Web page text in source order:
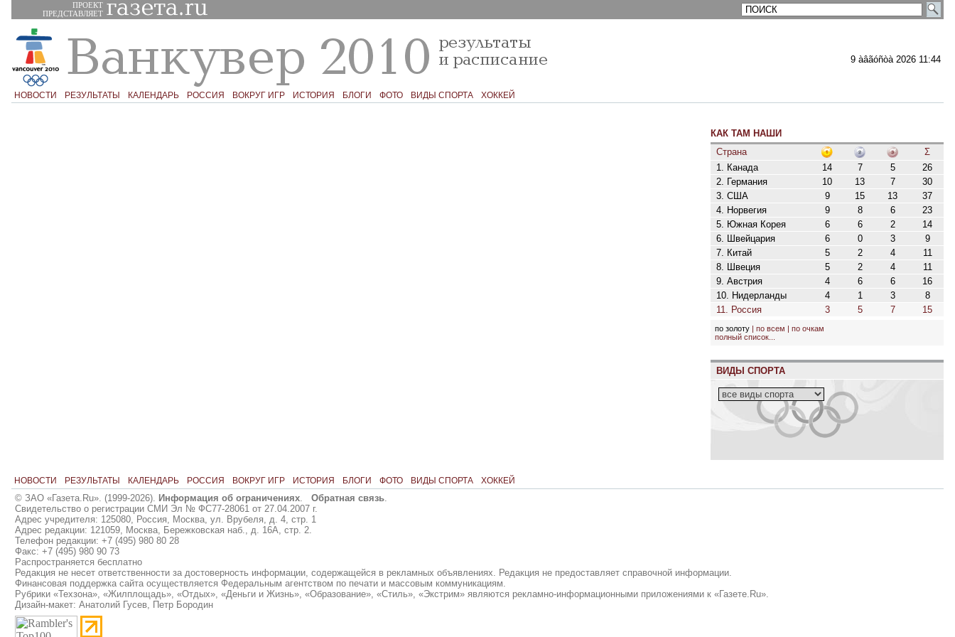
ПРОЕКТ
ПРЕДСТАВЛЯЕТ
9 àâãóñòà 2026 11:44
НОВОСТИ РЕЗУЛЬТАТЫ КАЛЕНДАРЬ РОССИЯ ВОКРУГ ИГР ИСТОРИЯ БЛОГИ ФОТО ВИДЫ СПОРТА ХОККЕЙ
КАК ТАМ НАШИ
Страна
Σ
1. Канада
14 7 5
26
2. Германия
10 13 7
30
3. США
9 15 13
37
4. Норвегия
9 8 6
23
5. Южная Корея
6 6 2
14
6. Швейцария
6 0 3
9
7. Китай
5 2 4
11
8. Швеция
5 2 4
11
9. Австрия
4 6 6
16
10. Нидерланды
4 1 3
8
11. Россия
3 5 7 15
по золоту |по всем |по очкам
полный список...
ВИДЫ СПОРТА
НОВОСТИ РЕЗУЛЬТАТЫ КАЛЕНДАРЬ РОССИЯ ВОКРУГ ИГР ИСТОРИЯ БЛОГИ ФОТО ВИДЫ СПОРТА ХОККЕЙ
© ЗАО «Газета.Ru». (1999-2026). Информация об ограничениях Обратная связь
Свидетельство о регистрации СМИ Эл № ФС77-28061 от 27.04.2007 г.
Адрес учредителя: 125080, Россия, Москва, ул. Врубеля, д. 4, стр. 1
Адрес редакции: 121059, Москва, Бережковская наб., д. 16А, стр. 2.
Телефон редакции: +7 (495) 980 80 28
Факс: +7 (495) 980 90 73
Распространяется бесплатно
Редакция не несет ответственности за достоверность информации, содержащейся в рекламных объявлениях. Редакция не предоставляет справочной информации.
Финансовая поддержка сайта осуществляется Федеральным агентством по печати и массовым коммуникациям.
Рубрики «Техзона», «Жилплощадь», «Отдых», «Деньги и Жизнь», «Образование», «Стиль», «Экстрим» являются рекламно-информационными приложениями к «Газете.Ru».
Дизайн-макет: Анатолий Гусев, Петр Бородин